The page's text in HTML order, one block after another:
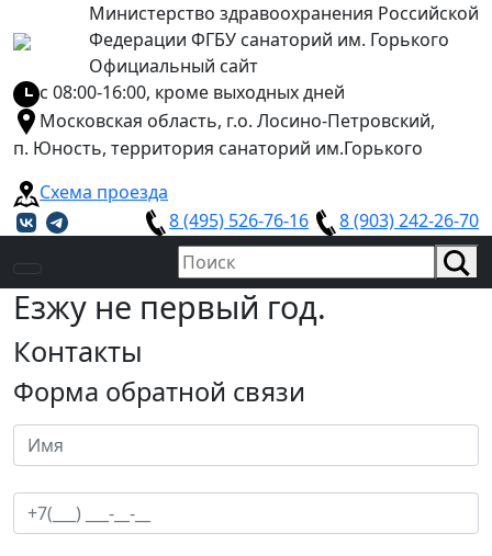
Министерство здравоохранения Российской
Федерации ФГБУ санаторий им. Горького
Официальный сайт
с 08:00-16:00, кроме выходных дней
Московская область, г.о. Лосино-Петровский,
п. Юность, территория санаторий им.Горького
Схема проезда
8 (495) 526-76-16
8 (903) 242-26-70
Езжу не первый год.
Контакты
Форма обратной связи